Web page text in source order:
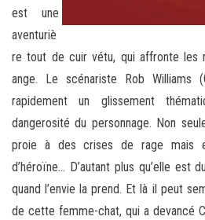
est une
aventuriè
re tout de cuir vétu, qui affronte les
ange. Le scénariste Rob Williams
rapidement un glissement
dangerosité du personnage. Non
proie à des crises de rage mais
d’héroïne… D’autant plus qu’elle est
quand l’envie la prend. Et là il peut
de cette femme-chat, qui a devancé